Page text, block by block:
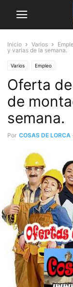
Inicio Varios
y varias de la semana.
Varios Empleo
Oferta
de
semana.
Por COSAS DE LORCA